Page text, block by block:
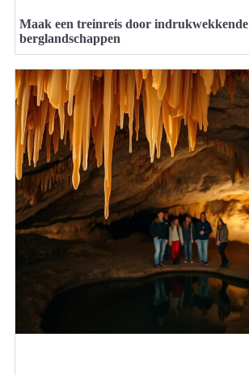
Maak een treinreis door indrukwekkende
berglandschappen